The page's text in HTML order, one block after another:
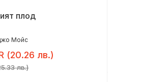
плод
Мойс
(20.26 лв.)
лв.)